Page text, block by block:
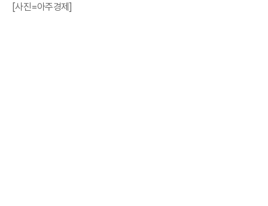
[사진=아주경제]